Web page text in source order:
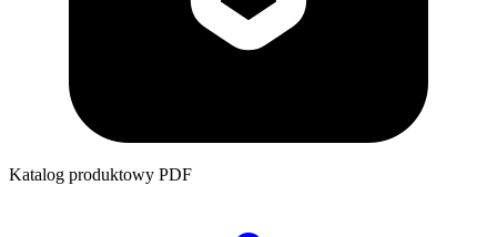
Katalog produktowy PDF